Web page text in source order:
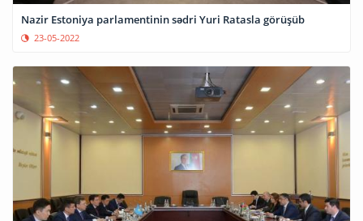
Nazir Estoniya parlamentinin sədri Yuri Ratasla görüşüb
23-05-2022